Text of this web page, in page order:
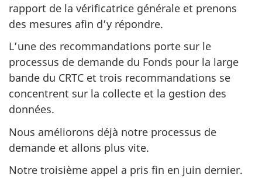
rapport de la vérificatrice générale et prenons
des mesures afin d’y répondre.
L’une des recommandations porte sur le
processus de demande du Fonds pour la large
bande du CRTC et trois recommandations se
concentrent sur la collecte et la gestion des
données.
Nous améliorons déjà notre processus de
demande et allons plus vite.
Notre troisième appel a pris fin en juin dernier.